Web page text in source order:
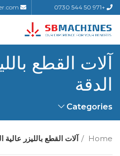
+971 50 544 0730
آلات القطع
الدقة
Categories
Home آلات القطع بالليزر عالية